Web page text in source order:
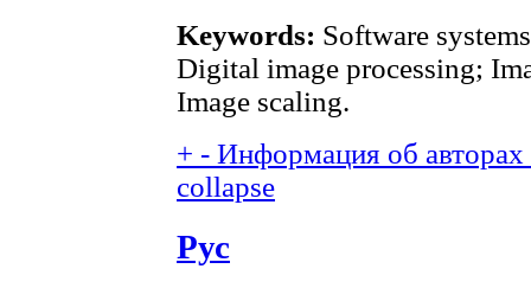
Keywords: Software
Digital image processing;
Image scaling.
+ - Информация об
collapse
Рус